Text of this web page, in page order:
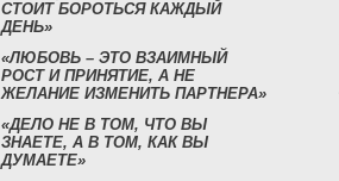
СТОИТ БОРОТЬСЯ КАЖДЫЙ
ДЕНЬ»
«ЛЮБОВЬ – ЭТО ВЗАИМНЫЙ
РОСТ И ПРИНЯТИЕ, А НЕ
ЖЕЛАНИЕ ИЗМЕНИТЬ ПАРТНЕРА»
«ДЕЛО НЕ В ТОМ, ЧТО ВЫ
ЗНАЕТЕ, А В ТОМ, КАК ВЫ
ДУМАЕТЕ»